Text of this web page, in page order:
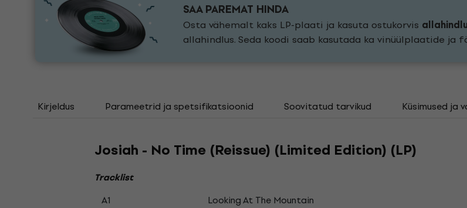
SAA PAREMAT HINDA
Osta vähemalt kaks LP-plaati ja kasuta ostukorvis
allahindlus. Seda koodi saab kasutada ka vinüülplaatide
Kirjeldus Parameetrid ja spetsifikatsioonid Soovitatud tarvikud Küsimused ja
Josiah - No Time (Reissue) (Limited Edition) (LP)
Tracklist
A1
Looking At The Mountain